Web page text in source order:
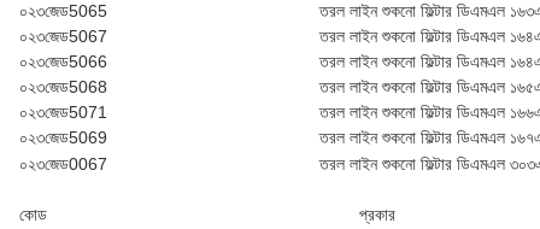
০২৩জেড5065
তরল লাইন শুকনো ফিল্টার ডি‌এম‌এল
০২৩জেড5067
তরল লাইন শুকনো ফিল্টার ডি‌এম‌এল
০২৩জেড5066
তরল লাইন শুকনো ফিল্টার ডি‌এম‌এল
০২৩জেড5068
তরল লাইন শুকনো ফিল্টার ডি‌এম‌এল
০২৩জেড5071
তরল লাইন শুকনো ফিল্টার ডি‌এম‌এল
০২৩জেড5069
তরল লাইন শুকনো ফিল্টার ডি‌এম‌এল
০২৩জেড0067
তরল লাইন শুকনো ফিল্টার ডি‌এম‌এল
কোড
প্রকার